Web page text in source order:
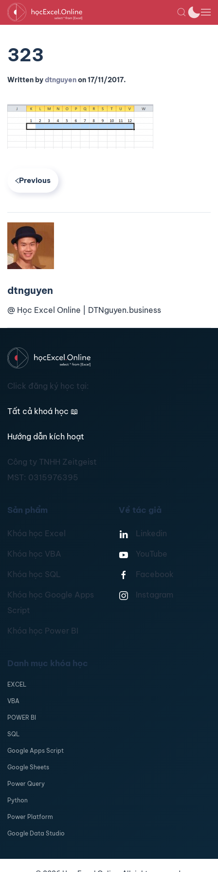
323
Written bydtnguyenon17/11/2017.
Previous
dtnguyen
@ Học Excel Online | DTNguyen.business
Click đăng ký học tại:
Tất cả khoá học 📖
Hướng dẫn kích hoạt
Công ty TNHH Zeitgeist
MST: 0315976395
Sản phẩm
Khóa học Excel
Khóa học VBA
Khóa học SQL
Khóa học Google Apps
Script
Khóa học Power BI
Về tác giả
Linkedin
YouTube
Facebook
Instagram
Danh mục khóa học
EXCEL
VBA
POWER BI
SQL
Google Apps Script
Google Sheets
Power Query
Python
Power Platform
Google Data Studio